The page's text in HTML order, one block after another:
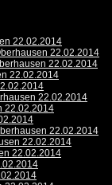
22.02.2014
22.02.2014
22.02.2014
22.02.2014
22.02.2014
22.02.2014
22.02.2014
22.02.2014
22.02.2014